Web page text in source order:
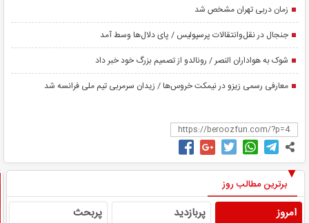
زمان دربی تهران مشخص شد
جنجال در نقل‌وانتقالات پرسپولیس / پای دلال‌ها وسط آمد
شوک به هواداران النصر / رونالدو از تصمیم بزرگ خود خبر داد
معارفی رسمی زیزو در نیمکت خروس‌ها / زیدان سرمربی تیم ملی فرانسه شد
برترین مطالب روز
امروز پربازدید پربحث